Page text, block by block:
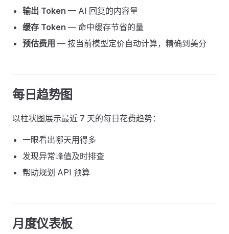
输出 Token — AI 回复的内容量
缓存 Token — 命中缓存节省的量
预估费用 — 按当前模型定价自动计算，精确到美分
每日趋势图
以柱状图展示最近 7 天的每日花费趋势：
一眼看出哪天用得多
发现异常峰值及时排查
帮助规划 API 预算
月度仪表板